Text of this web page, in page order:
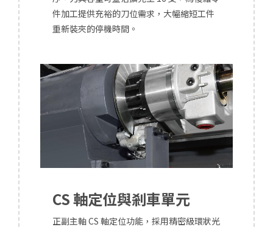
件加工提供充裕的刀位需求，大幅縮短工件
重新裝夾的停機時間。
CS 軸定位與剎車單元
正副主軸 CS 軸定位功能， 採用精密級環狀光